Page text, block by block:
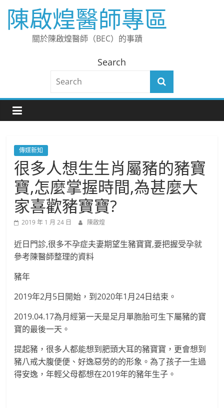
content
陳啟煌醫師專區
關於陳啟煌醫師（BEC）的事蹟
Search
傳媒新知
很多人想生生肖屬豬的豬寶
寶,怎麼掌握時間,為甚麼大
家喜歡豬寶寶?
2019 年 1 月 24 日 陳啟煌
近日門診,很多不孕症夫妻期望生豬寶寶,要把握受孕就
參考陳醫師整理的資料
豬年
2019年2月5日開始，到2020年1月24日结束。
2019.04.17為月經第一天是足月單胞胎可生下屬豬的寶
寶的最後一天。
提起豬，很多人都能想到肥頭大耳的豬寶寶，更會想到
豬八戒大腹便便、好逸惡勞的的形象。為了孩子一生過
得安逸，年輕父母都想在2019年的豬年生子。